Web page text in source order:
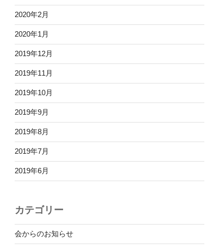
2020年2月
2020年1月
2019年12月
2019年11月
2019年10月
2019年9月
2019年8月
2019年7月
2019年6月
カテゴリー
会からのお知らせ